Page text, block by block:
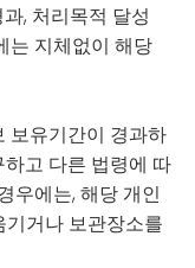
, 처리목적 달성
는 지체없이 해당
유기간이 경과하
고 다른 법령에 따
우에는, 해당 개인
거나 보관장소를